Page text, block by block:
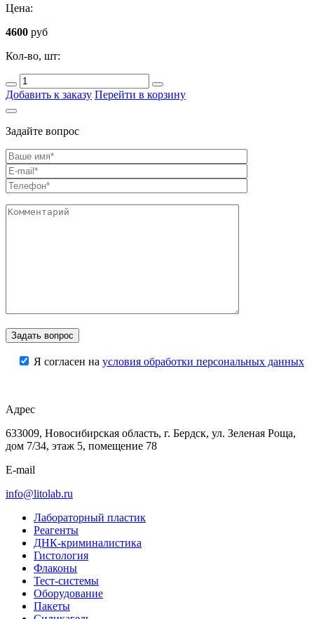
Цена:
4600 руб
Кол-во, шт:
Добавить к заказу Перейти в корзину
Задайте вопрос
Я согласен на условия обработки персональных данных
Адрес
633009, Новосибирская область, г. Бердск, ул. Зеленая Роща,
дом 7/34, этаж 5, помещение 78
E-mail
info@litolab.ru
Лабораторный пластик
Реагенты
ДНК-криминалистика
Гистология
Флаконы
Тест-системы
Оборудование
Пакеты